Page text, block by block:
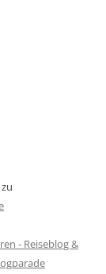
zu
- Reiseblog &